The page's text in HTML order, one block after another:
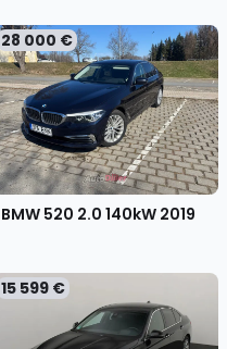
28 000 €
BMW 520 2.0 140kW 2019
15 599 €